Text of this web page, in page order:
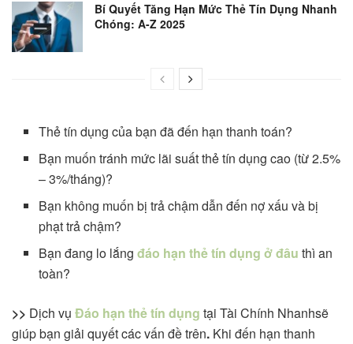
Bí Quyết Tăng Hạn Mức Thẻ Tín Dụng Nhanh
Chóng: A-Z 2025
Thẻ tín dụng của bạn đã đến hạn thanh toán?
Bạn muốn tránh mức lãi suất thẻ tín dụng cao (từ 2.5%
– 3%/tháng)?
Bạn không muốn bị trả chậm dẫn đến nợ xấu và bị
phạt trả chậm?
Bạn đang lo lắngđáo hạn thẻ tín dụng ở đâu thì an
toàn?
>> Dịch vụ Đáo hạn thẻ tín dụng tại Tài Chính Nhanhsẽ
giúp bạn giải quyết các vấn đề trên. Khi đến hạn thanh